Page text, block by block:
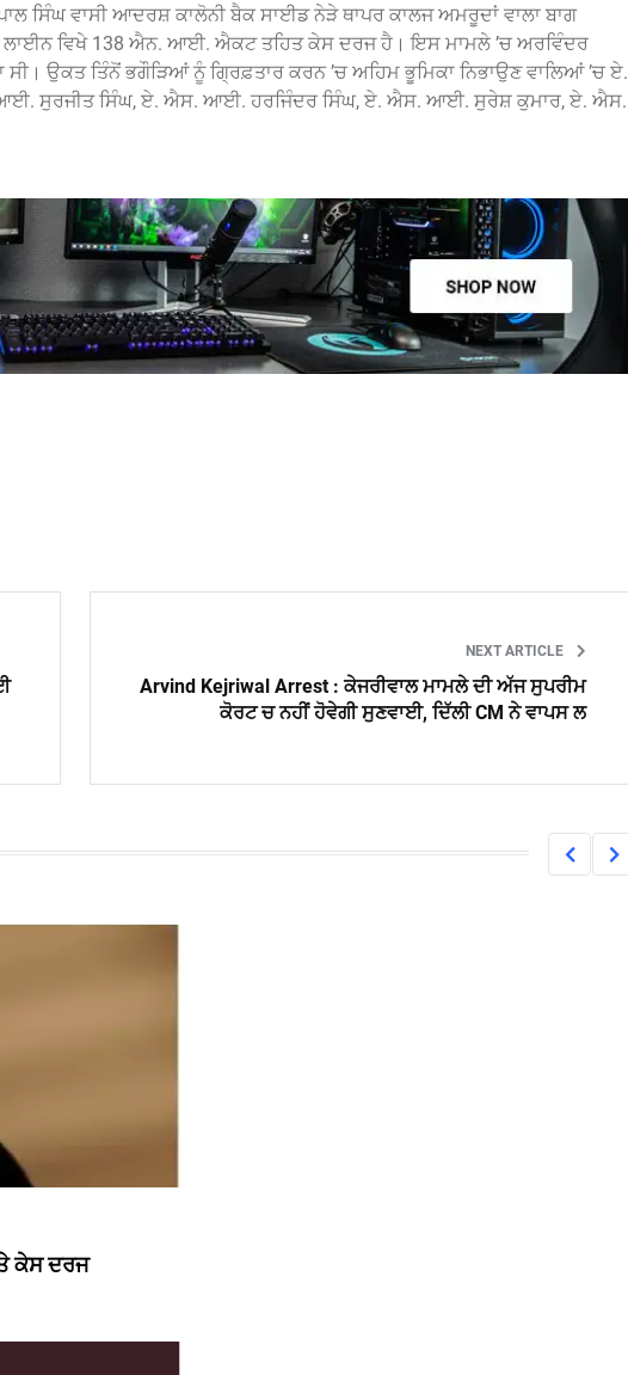
ਸਿੰਘ ਵਾਸੀ ਆਦਰਸ਼ ਕਾਲੋਨੀ ਬੈਕ ਸਾਈਡ ਨੇੜੇ ਥਾਪਰ ਕਾਲਜ ਅਮਰੂਦਾਂ ਵਾਲਾ ਬਾਗ
ਲਾਈਨ ਵਿਖੇ 138 ਐਨ. ਆਈ. ਐਕਟ ਤਹਿਤ ਕੇਸ ਦਰਜ ਹੈ। ਇਸ ਮਾਮਲੇ ’ਚ ਅਰਵਿੰਦਰ
ਉਕਤ ਤਿੰਨੋਂ ਭਗੌੜਿਆਂ ਨੂੰ ਗਿ੍ਰਫ਼ਤਾਰ ਕਰਨ ’ਚ ਅਹਿਮ ਭੂਮਿਕਾ ਨਿਭਾਉਣ ਵਾਲਿਆਂ ’ਚ ਏ.
ਸੁਰਜੀਤ ਸਿੰਘ, ਏ. ਐਸ. ਆਈ. ਹਰਜਿੰਦਰ ਸਿੰਘ, ਏ. ਐਸ. ਆਈ. ਸੁਰੇਸ਼ ਕੁਮਾਰ, ਏ. ਐਸ.
NEXT ARTICLE
Arvind Kejriwal Arrest : ਕੇਜਰੀਵਾਲ ਮਾਮਲੇ ਦੀ ਅੱਜ ਸੁਪਰੀਮ
ਕੋਰਟ ਚ ਨਹੀਂ ਹੋਵੇਗੀ ਸੁਣਵਾਈ, ਦਿੱਲੀ CM ਨੇ ਵਾਪਸ ਲ
ਕੇਸ ਦਰਜ